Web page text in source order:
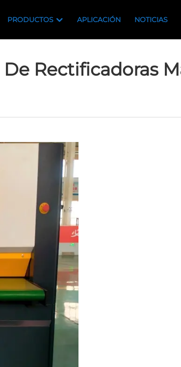
PRODUCTOS APLICACIÓN NOTICIAS
De Rectificadoras